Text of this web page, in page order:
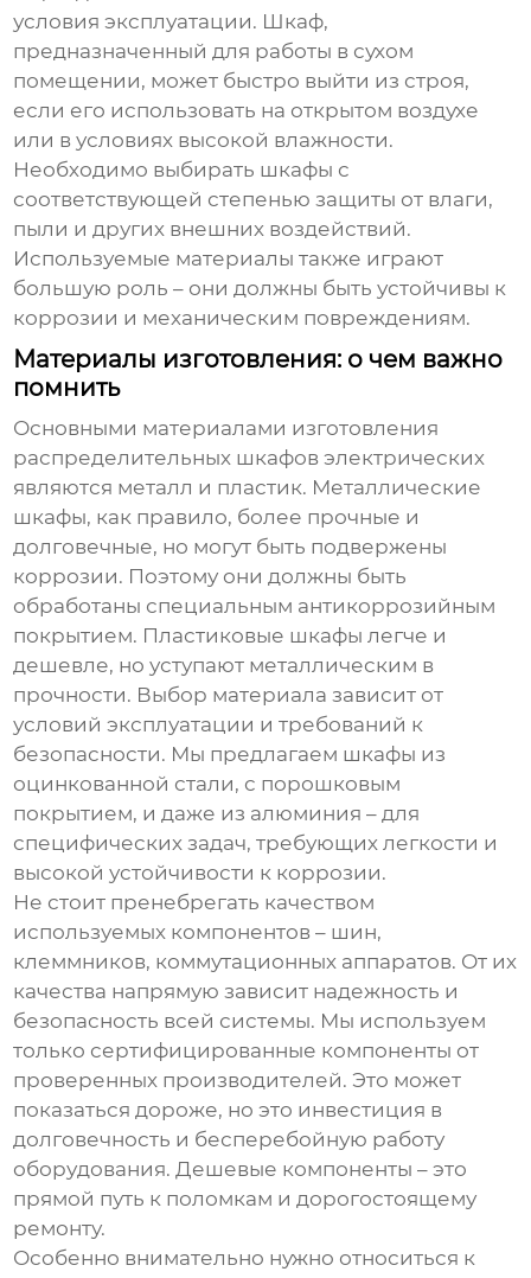
условия эксплуатации. Шкаф,
предназначенный для работы в сухом
помещении, может быстро выйти из строя,
если его использовать на открытом воздухе
или в условиях высокой влажности.
Необходимо выбирать шкафы с
соответствующей степенью защиты от влаги,
пыли и других внешних воздействий.
Используемые материалы также играют
большую роль – они должны быть устойчивы к
коррозии и механическим повреждениям.
Материалы изготовления: о чем важно
помнить
Основными материалами изготовления
распределительных шкафов электрических
являются металл и пластик. Металлические
шкафы, как правило, более прочные и
долговечные, но могут быть подвержены
коррозии. Поэтому они должны быть
обработаны специальным антикоррозийным
покрытием. Пластиковые шкафы легче и
дешевле, но уступают металлическим в
прочности. Выбор материала зависит от
условий эксплуатации и требований к
безопасности. Мы предлагаем шкафы из
оцинкованной стали, с порошковым
покрытием, и даже из алюминия – для
специфических задач, требующих легкости и
высокой устойчивости к коррозии.
Не стоит пренебрегать качеством
используемых компонентов – шин,
клеммников, коммутационных аппаратов. От их
качества напрямую зависит надежность и
безопасность всей системы. Мы используем
только сертифицированные компоненты от
проверенных производителей. Это может
показаться дороже, но это инвестиция в
долговечность и бесперебойную работу
оборудования. Дешевые компоненты – это
прямой путь к поломкам и дорогостоящему
ремонту.
Особенно внимательно нужно относиться к